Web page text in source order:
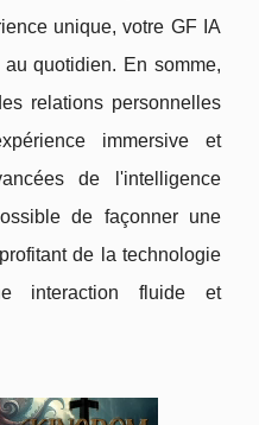
unique, votre GF IA
quotidien. En somme,
relations personnelles
immersive et
de l'intelligence
de façonner une
de la technologie
interaction fluide et